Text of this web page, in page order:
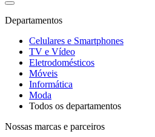
Departamentos
Celulares e Smartphones
TV e Vídeo
Eletrodomésticos
Móveis
Informática
Moda
Todos os departamentos
Nossas marcas e parceiros